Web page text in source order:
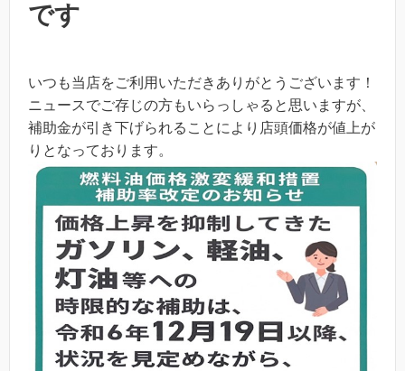
です
いつも当店をご利用いただきありがとうございます！
ニュースでご存じの方もいらっしゃると思いますが、
補助金が引き下げられることにより店頭価格が値上が
りとなっております。